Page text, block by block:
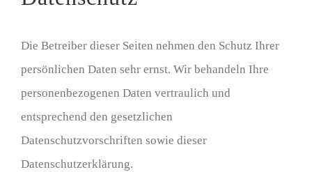
Die Betreiber dieser Seiten nehmen den Schutz Ihrer
persönlichen Daten sehr ernst. Wir behandeln Ihre
personenbezogenen Daten vertraulich und
entsprechend den gesetzlichen
Datenschutzvorschriften sowie dieser
Datenschutzerklärung.